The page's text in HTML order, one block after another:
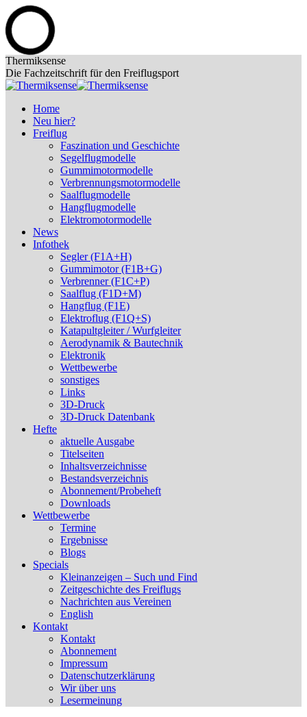
Zum
Inhalt
springen
Thermiksense
Die Fachzeitschrift für den Freiflugsport
Home
Neu hier?
Freiflug
Faszination und Geschichte
Segelflugmodelle
Gummimotormodelle
Verbrennungsmotormodelle
Saalflugmodelle
Hangflugmodelle
Elektromotormodelle
News
Infothek
Segler (F1A+H)
Gummimotor (F1B+G)
Verbrenner (F1C+P)
Saalflug (F1D+M)
Hangflug (F1E)
Elektroflug (F1Q+S)
Katapultgleiter / Wurfgleiter
Aerodynamik & Bautechnik
Elektronik
Wettbewerbe
sonstiges
Links
3D-Druck
3D-Druck Datenbank
Hefte
aktuelle Ausgabe
Titelseiten
Inhaltsverzeichnisse
Bestandsverzeichnis
Abonnement/Probeheft
Downloads
Wettbewerbe
Termine
Ergebnisse
Blogs
Specials
Kleinanzeigen – Such und Find
Zeitgeschichte des Freiflugs
Nachrichten aus Vereinen
English
Kontakt
Kontakt
Abonnement
Impressum
Datenschutzerklärung
Wir über uns
Lesermeinung